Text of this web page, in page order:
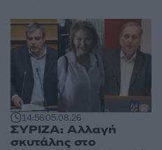
14:5605.08.26
ΣΥΡΙΖΑ: Αλλαγή
σκυτάλης στο